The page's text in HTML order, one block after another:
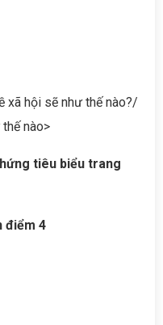
xã hội sẽ như thế nào?/
nào>
tiêu biểu trang
điểm 4